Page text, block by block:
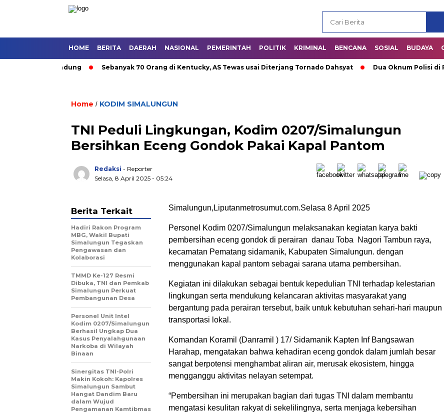
HOME BERITA DAERAH NASIONAL PEMERINTAH POLITIK KRIMINAL BENCANA SOSIAL BUDAYA
di Bandung Sebanyak 70 Orang di Kentucky, AS Tewas usai Diterjang Tornado Dahsyat Dua Oknum Polisi di
Home / KODIM SIMALUNGUN
TNI Peduli Lingkungan, Kodim 0207/Simalungun
Bersihkan Eceng Gondok Pakai Kapal Pantom
Redaksi - Reporter
Selasa, 8 April 2025 - 05:24
Simalungun,Liputanmetrosumut.com.Selasa 8 April 2025
Personel Kodim 0207/Simalungun melaksanakan kegiatan karya bakti
pembersihan eceng gondok di perairan danau Toba Nagori Tambun raya,
kecamatan Pematang sidamanik, Kabupaten Simalungun. dengan
menggunakan kapal pantom sebagai sarana utama pembersihan.
Kegiatan ini dilakukan sebagai bentuk kepedulian TNI terhadap kelestarian
lingkungan serta mendukung kelancaran aktivitas masyarakat yang
bergantung pada perairan tersebut, baik untuk kebutuhan sehari-hari maupun
transportasi lokal.
Komandan Koramil (Danramil ) 17/ Sidamanik Kapten Inf Bangsawan
Harahap, mengatakan bahwa kehadiran eceng gondok dalam jumlah besar
sangat berpotensi menghambat aliran air, merusak ekosistem, hingga
mengganggu aktivitas nelayan setempat.
“Pembersihan ini merupakan bagian dari tugas TNI dalam membantu
mengatasi kesulitan rakyat di sekelilingnya, serta menjaga kebersihan
Berita Terkait
Hadiri Rakon Program
MBG, Wakil Bupati
Simalungun Tegaskan
Pengawasan dan
Kolaborasi
TMMD Ke-127 Resmi
Dibuka, TNI dan Pemkab
Simalungun Perkuat
Pembangunan Desa
Personel Unit Intel
Kodim 0207/Simalungun
Berhasil Ungkap Dua
Kasus Penyalahgunaan
Narkoba di Wilayah
Binaan
Sinergitas TNI-Polri
Makin Kokoh: Kapolres
Simalungun Sambut
Hangat Dandim Baru
dalam Wujud
Pengamanan Kamtibmas